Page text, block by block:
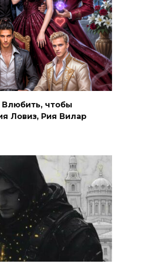
Влюбить, чтобы
Ловиз, Рия Вилар